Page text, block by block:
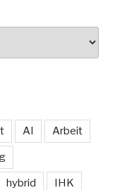
AI Arbeit
hybrid IHK